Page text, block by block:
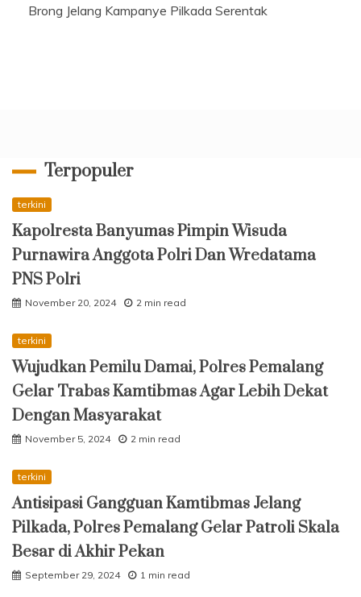
Brong Jelang Kampanye Pilkada Serentak
Terpopuler
terkini
Kapolresta Banyumas Pimpin Wisuda
Purnawira Anggota Polri Dan Wredatama
PNS Polri
November 20, 2024 2 min read
terkini
Wujudkan Pemilu Damai, Polres Pemalang
Gelar Trabas Kamtibmas Agar Lebih Dekat
Dengan Masyarakat
November 5, 2024 2 min read
terkini
Antisipasi Gangguan Kamtibmas Jelang
Pilkada, Polres Pemalang Gelar Patroli Skala
Besar di Akhir Pekan
September 29, 2024 1 min read